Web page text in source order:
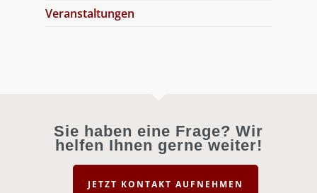
Veranstaltungen
Sie haben eine Frage? Wir
helfen Ihnen gerne weiter!
JETZT KONTAKT AUFNEHMEN